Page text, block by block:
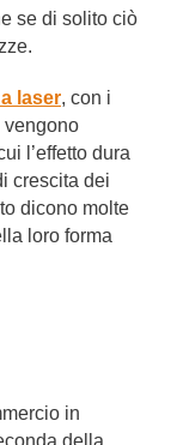
se di solito ciò
laser, con i
vengono
l’effetto dura
crescita dei
dicono molte
loro forma
in
della